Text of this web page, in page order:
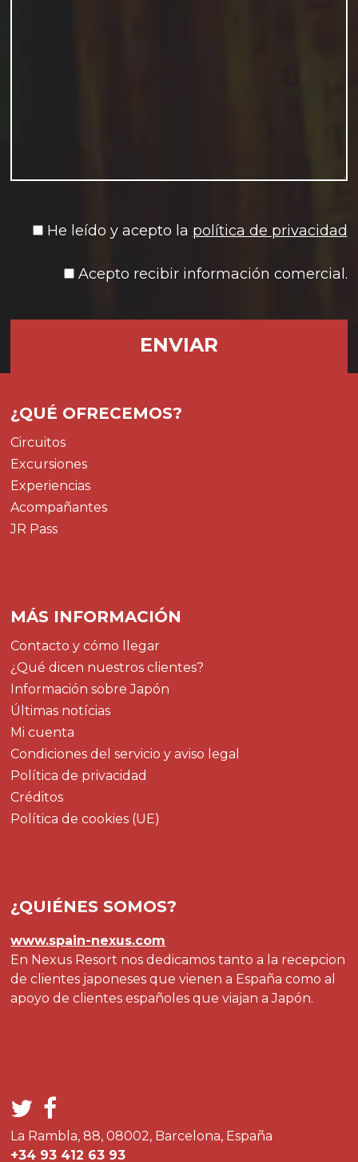
He leído y acepto la política de privacidad
Acepto recibir información comercial.
¿QUÉ OFRECEMOS?
Circuitos
Excursiones
Experiencias
Acompañantes
JR Pass
MÁS INFORMACIÓN
Contacto y cómo llegar
¿Qué dicen nuestros clientes?
Información sobre Japón
Últimas notícias
Mi cuenta
Condiciones del servicio y aviso legal
Política de privacidad
Créditos
Política de cookies (UE)
¿QUIÉNES SOMOS?
www.spain-nexus.com
En Nexus Resort nos dedicamos tanto a la recepcion
de clientes japoneses que vienen a España como al
apoyo de clientes españoles que viajan a Japón.
La Rambla, 88, 08002, Barcelona, España
+34 93 412 63 93